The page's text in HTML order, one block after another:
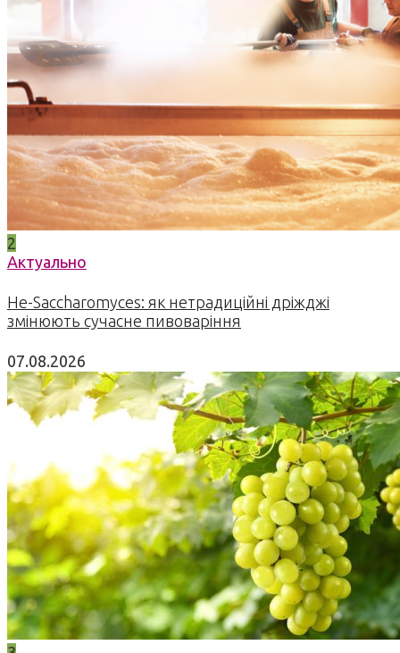
2
Актуально
Не-Saccharomyces: як нетрадиційні дріжджі
змінюють сучасне пивоваріння
07.08.2026